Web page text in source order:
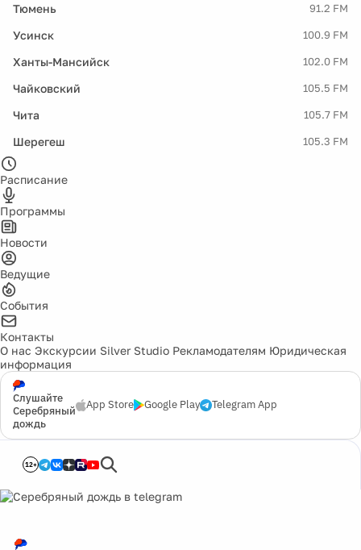
Тюмень 91.2 FM
Усинск 100.9 FM
Ханты-Мансийск 102.0 FM
Чайковский 105.5 FM
Чита 105.7 FM
Шерегеш 105.3 FM
Расписание
Программы
Новости
Ведущие
События
Контакты
О нас Экскурсии Silver Studio Рекламодателям Юридическая
информация
Слушайте
Серебряный
дождь
App Store Google Play Telegram App
12+